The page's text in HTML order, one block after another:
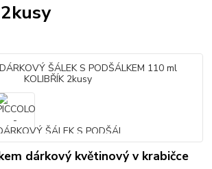
dárkový květinový v krabičce